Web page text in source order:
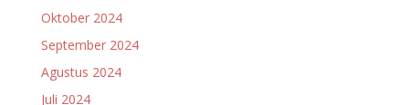
Oktober 2024
September 2024
Agustus 2024
Juli 2024